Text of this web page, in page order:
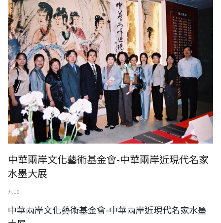
中華兩岸文化藝術基金會-中華兩岸近現代名家
水墨大展
九 19
中華兩岸文化藝術基金會-中華兩岸近現代名家水墨